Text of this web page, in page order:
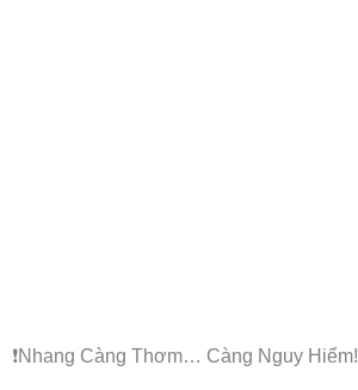
❗Nhang Càng Thơm… Càng Nguy Hiểm!